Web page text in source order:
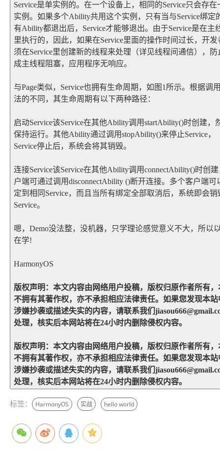
Service是单实例的。在一个设备上，相同的Service只会存在
实例。如果多个Ability共用这个实例，只有当与Service绑定
有Ability都退出后，Service才能够退出。由于Service是在主
里执行的，因此，如果在Service里面的操作时间过长，开发
须在Service里创建新的线程来处理（详见线程间通信），防
成主线程阻塞，应用程序无响应。
与Page类似，Service也拥有生命周期，如图1所示。根据调
法的不同，其生命周期有以下两种路径：
启动Service该Service在其他Ability调用startAbility()时创建，
保持运行。其他Ability通过调用stopAbility()来停止Service，
Service停止后，系统会将其销毁。
连接Service该Service在其他Ability调用connectAbility()时创
户端可通过调用disconnectAbility ()断开连接。多个客户端可
定到相同Service，而且当所有绑定全部取消后，系统即会销
Service。
嗯，Demo没法整，没机器，只学理论感觉意义不大，所以
在学!
HarmonyOS
版权声明：本文内容由网络用户投稿，版权归原作者所有，
不拥有其著作权，亦不承担相应法律责任。如果您发现本站
涉嫌抄袭或描述失实的内容，请联系我们
处理，核实后本网站将在24小时内删除侵权内容。
版权声明：本文内容由网络用户投稿，版权归原作者所有，
不拥有其著作权，亦不承担相应法律责任。如果您发现本站
涉嫌抄袭或描述失实的内容，请联系我们
处理，核实后本网站将在24小时内删除侵权内容。
标签： HarmonyOS 实战 hello world